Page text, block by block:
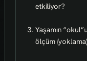
etkiliyor?
Yaşamın
ölçüm